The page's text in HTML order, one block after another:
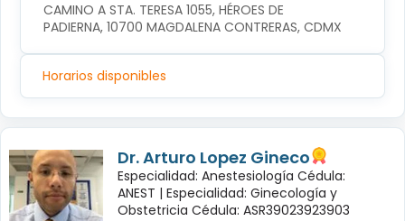
CAMINO A STA. TERESA 1055, HÉROES DE
PADIERNA, 10700 MAGDALENA CONTRERAS, CDMX
Horarios disponibles
Dr. Arturo Lopez Gineco
Especialidad: Anestesiología Cédula:
ANEST | Especialidad: Ginecología y
Obstetricia Cédula: ASR39023923903